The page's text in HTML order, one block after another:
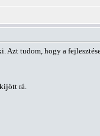
Azt tudom, hogy a
rá.